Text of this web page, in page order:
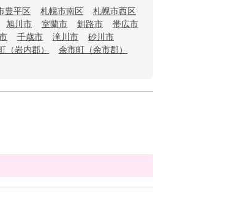
豊平区 札幌市南区
札幌市西区
旭川市 室蘭市 釧路市
帯広市
千歳市 滝川市
砂川市
（岩内郡）
余市町（余市郡）